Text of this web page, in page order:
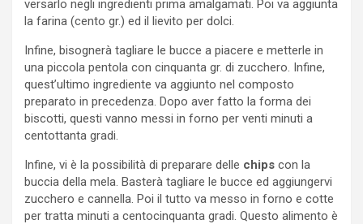
versarlo negli ingredienti prima amalgamati. Poi va aggiunta
la farina (cento gr.) ed il lievito per dolci.
Infine, bisognerà tagliare le bucce a piacere e metterle in
una piccola pentola con cinquanta gr. di zucchero. Infine,
quest’ultimo ingrediente va aggiunto nel composto
preparato in precedenza. Dopo aver fatto la forma dei
biscotti, questi vanno messi in forno per venti minuti a
centottanta gradi.
Infine, vi è la possibilità di preparare delle chips con la
buccia della mela. Basterà tagliare le bucce ed aggiungervi
zucchero e cannella. Poi il tutto va messo in forno e cotte
per tratta minuti a centocinquanta gradi. Questo alimento è